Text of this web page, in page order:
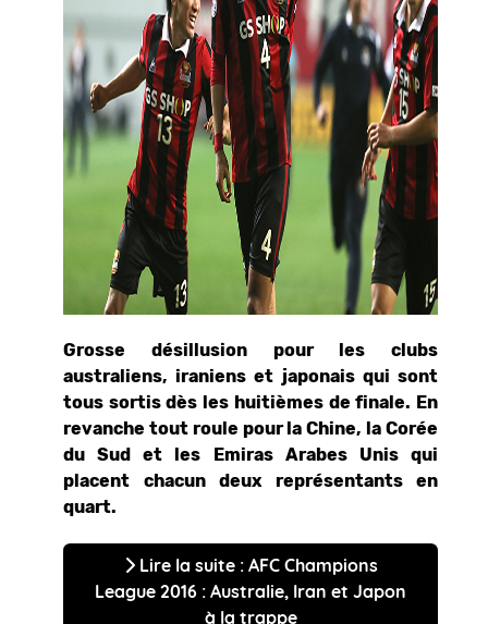
Grosse désillusion pour les clubs
australiens, iraniens et japonais qui sont
tous sortis dès les huitièmes de finale. En
revanche tout roule pour la Chine, la Corée
du Sud et les Emiras Arabes Unis qui
placent chacun deux représentants en
quart.
Lire la suite : AFC Champions
League 2016 : Australie, Iran et Japon
à la trappe